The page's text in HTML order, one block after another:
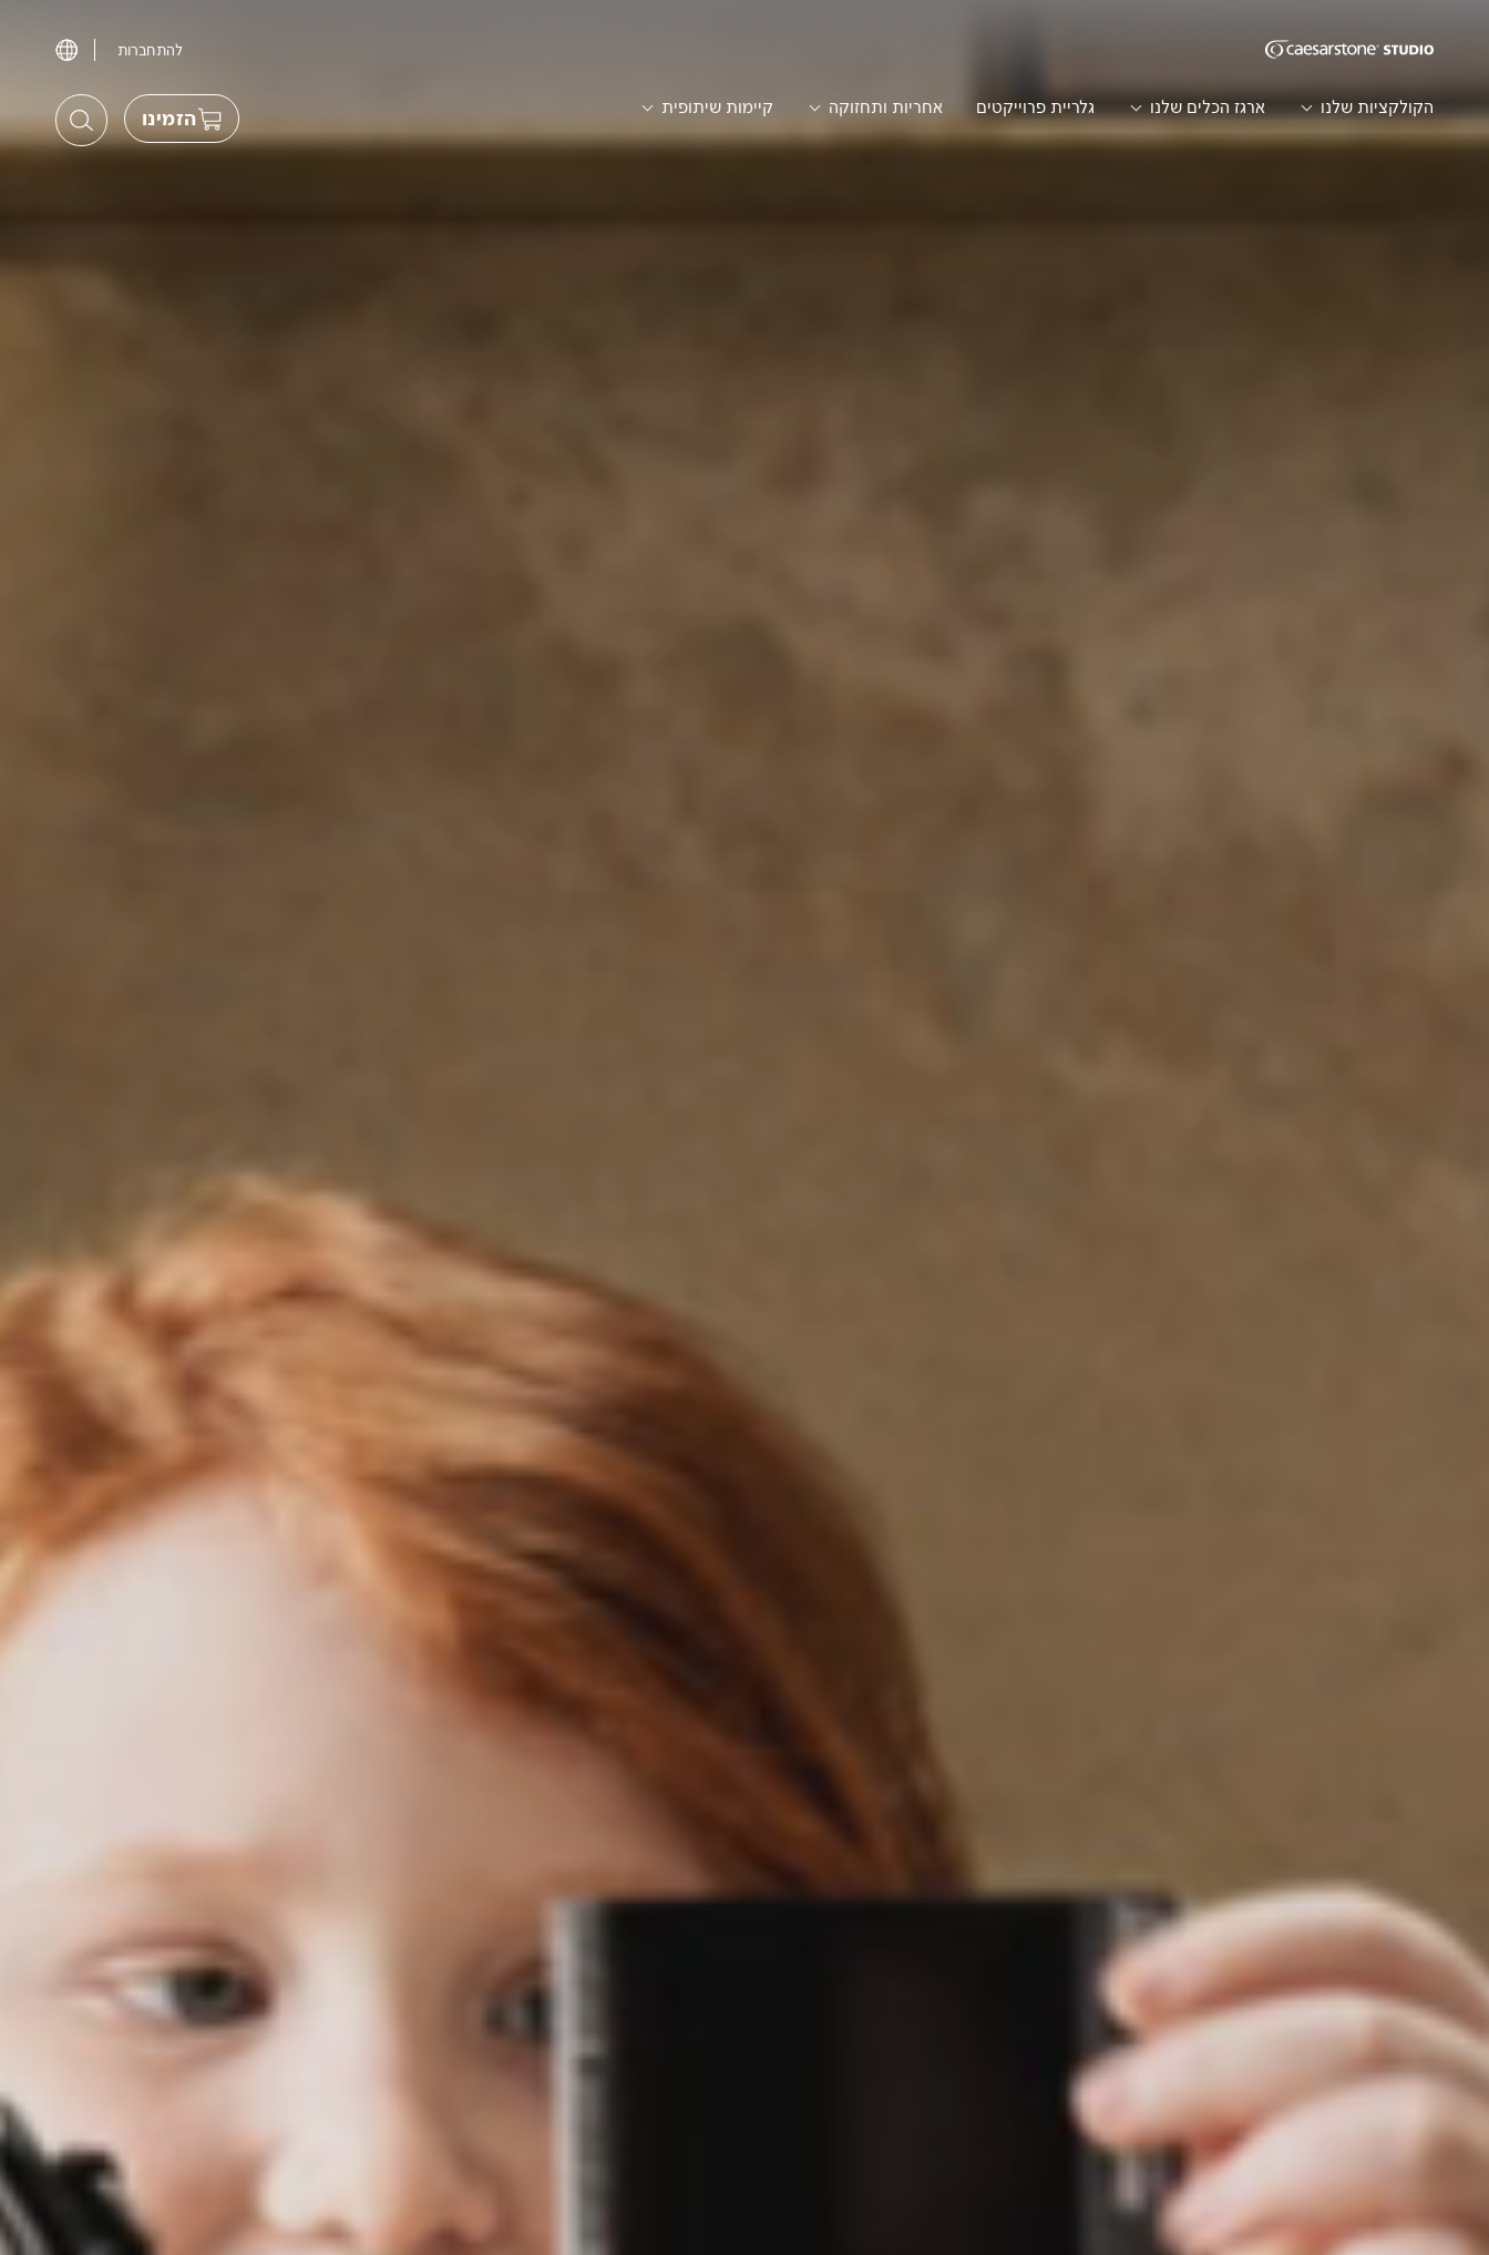
להתחברות
הקולקציות שלנו ארגז הכלים שלנו גלריית פרוייקטים אחריות ותחזוקה קיימות שיתופית הזמינו